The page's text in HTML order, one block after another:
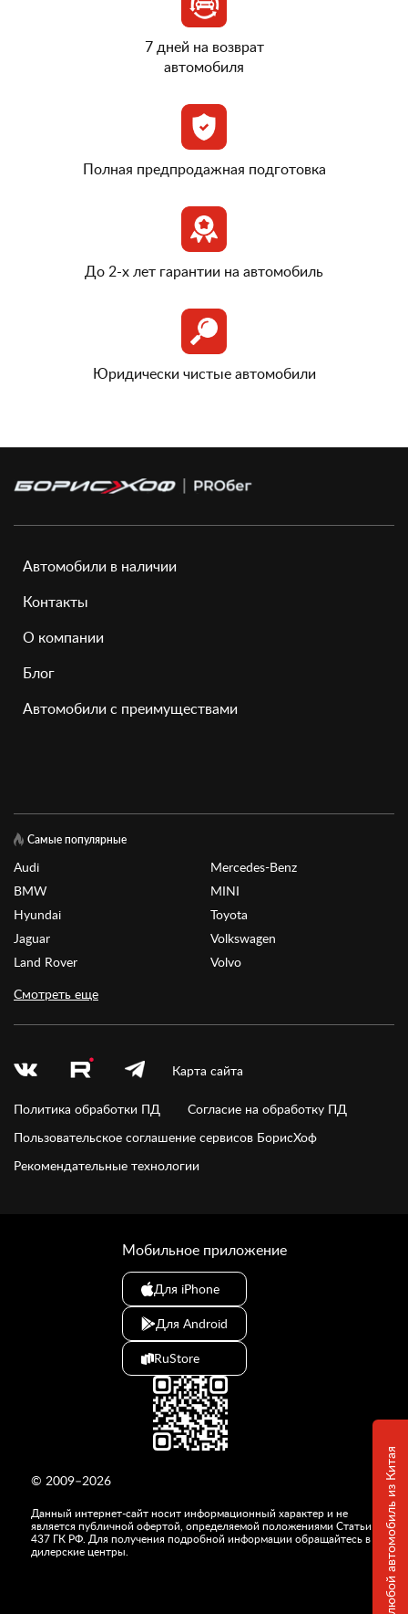
7 дней на возврат
автомобиля
Полная предпродажная подготовка
До 2-х лет гарантии на автомобиль
Юридически чистые автомобили
Привезем любой автомобиль из Китая
Автомобили в наличии
Контакты
О компании
Блог
Автомобили с преимуществами
Самые популярные
Audi
BMW
Hyundai
Jaguar
Land Rover
Mercedes-Benz
MINI
Toyota
Volkswagen
Volvo
Смотреть еще
Карта сайта
Политика обработки ПД
Согласие на обработку ПД
Пользовательское соглашение сервисов БорисХоф
Рекомендательные технологии
© 2009–2026
Данный интернет-сайт носит информационный характер и не
является публичной офертой, определяемой положениями Статьи
437 ГК РФ. Для получения подробной информации обращайтесь в
дилерские центры.
Мобильное приложение
Для iPhone
Для Android
RuStore